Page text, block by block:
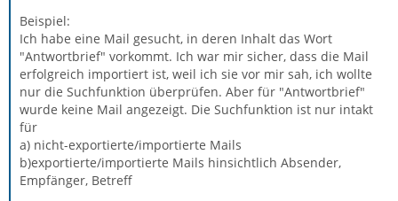
Beispiel:
Ich habe eine Mail gesucht, in deren Inhalt das Wort
"Antwortbrief" vorkommt. Ich war mir sicher, dass die Mail
erfolgreich importiert ist, weil ich sie vor mir sah, ich wollte
nur die Suchfunktion überprüfen. Aber für "Antwortbrief"
wurde keine Mail angezeigt. Die Suchfunktion ist nur intakt
für
a) nicht-exportierte/importierte Mails
b)exportierte/importierte Mails hinsichtlich Absender,
Empfänger, Betreff